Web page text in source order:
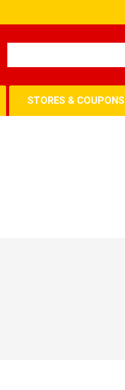
STORES & COUPONS